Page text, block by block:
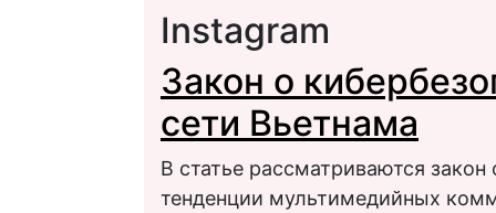
Instagram
Закон о
сети Вьетнама
В статье рассматриваются
тенденции мультимедийных